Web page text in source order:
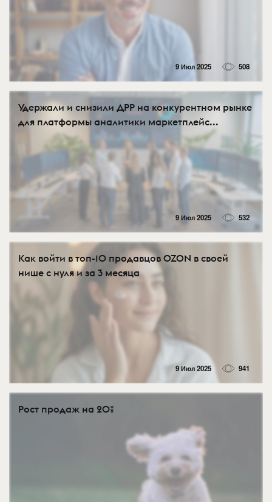
9 Июл 2025 508
Удержали и снизили ДРР на конкурентном рынке
для платформы аналитики маркетплейс...
9 Июл 2025 532
Как войти в топ-10 продавцов OZON в своей
нише с нуля и за 3 месяца
9 Июл 2025 941
Рост продаж на 20%